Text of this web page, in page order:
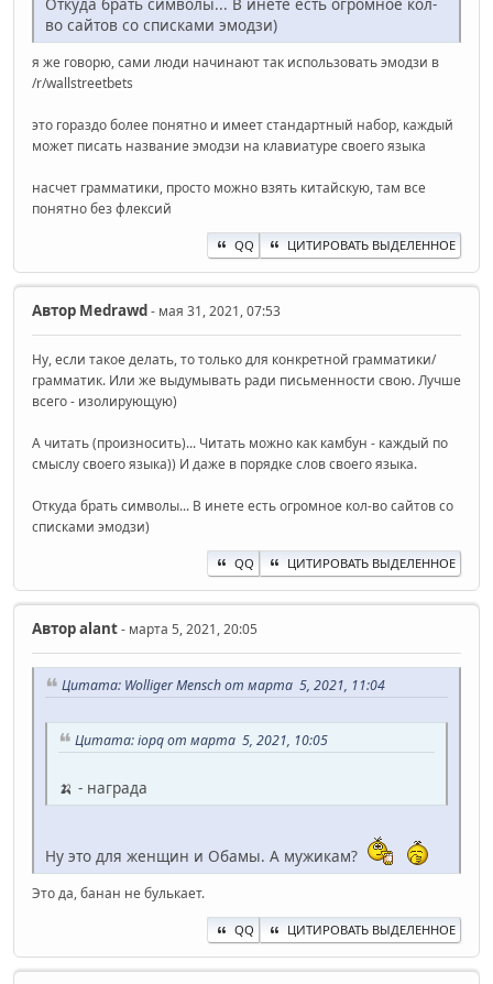
во сайтов со списками эмодзи)
я же говорю, сами люди начинают так использовать эмодзи в
/r/wallstreetbets
это гораздо более понятно и имеет стандартный набор, каждый
может писать название эмодзи на клавиатуре своего языка
насчет грамматики, просто можно взять китайскую, там все
понятно без флексий
QQ ЦИТИРОВАТЬ ВЫДЕЛЕННОЕ
Автор Medrawd- мая 31, 2021, 07:53
Ну, если такое делать, то только для конкретной грамматики/
грамматик. Или же выдумывать ради письменности свою. Лучше
всего - изолирующую)
А читать (произносить)... Читать можно как камбун - каждый по
смыслу своего языка)) И даже в порядке слов своего языка.
Откуда брать символы... В инете есть огромное кол-во сайтов со
списками эмодзи)
QQ ЦИТИРОВАТЬ ВЫДЕЛЕННОЕ
Авторalant- марта 5, 2021, 20:05
Цитата: Wolliger Mensch от марта 5, 2021, 11:04
Цитата: iopq от марта 5, 2021, 10:05
🍌 - награда
Ну это для женщин и Обамы. А мужикам?
Это да, банан не булькает.
QQ ЦИТИРОВАТЬ ВЫДЕЛЕННОЕ